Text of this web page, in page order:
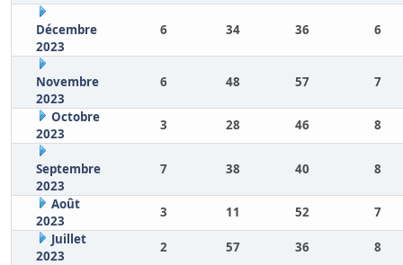
Décembre
2023
6 34 36 6
Novembre
2023
6 48 57 7
Octobre
2023
3 28 46 8
Septembre
2023
7 38 40 8
Août
2023
3 11 52
7
Juillet
2023
2 57 36
8